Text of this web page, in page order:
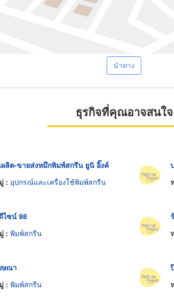
นำทาง
ธุรกิจที่คุณอาจสนใจ
ผลิต-ขายส่งหมึกพิมพ์สกรีน ยูนิ อิ๊งค์
: อุปกรณ์และเครื่องใช้พิมพ์สกรีน
ไซน์ 98
: พิมพ์สกรีน
ษณา
: พิมพ์สกรีน